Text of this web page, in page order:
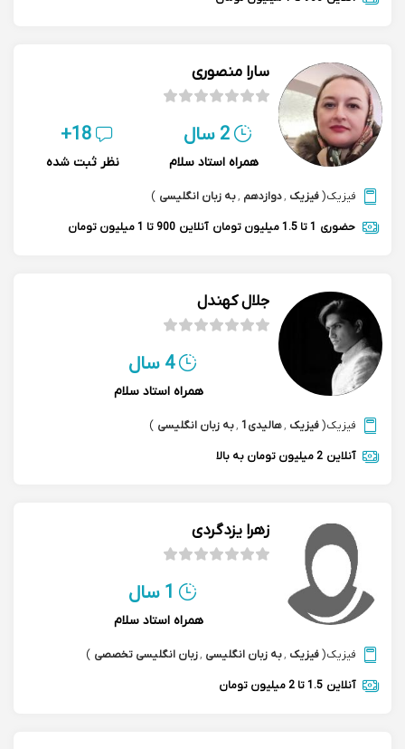
سارا منصوری
2 سال
همراه استاد سلام
18+
نظر ثبت شده
فیزیک(فیزیک ,دوازدهم ,به زبان انگلیسی )
حضوری 1 تا 1.5 میلیون تومان آنلاین 900 تا 1 میلیون تومان
جلال کهندل
4 سال
همراه استاد سلام
فیزیک(فیزیک ,هالیدی1 ,به زبان انگلیسی )
آنلاین 2 میلیون تومان به بالا
زهرا یزدگردی
1 سال
همراه استاد سلام
فیزیک(فیزیک ,به زبان انگلیسی ,زبان انگلیسی تخصصی )
آنلاین 1.5 تا 2 میلیون تومان